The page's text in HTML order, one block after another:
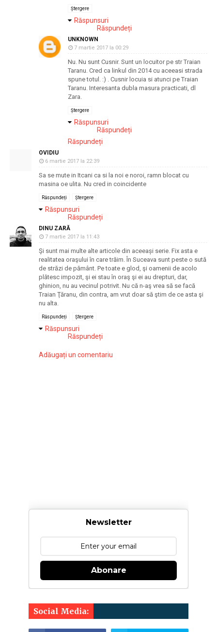
Ștergere
Răspunsuri
Răspundeți
UNKNOWN
7 martie 2017 la 00:29
Nu. Nu sunt Cusnir. Sunt un locuitor pe str Traian
Taranu. Cred ca linkul din 2014 cu aceeasi strada
spune totul. :) . Cusnir locuia si atunci pe Traian
Taranu. Interesanta dubla masura practicati, dl
Zara.
Ștergere
Răspunsuri
Răspundeți
Răspundeți
OVIDIU
6 martie 2017 la 22:39
Sa se mute in Itcani ca si la noi e noroi, ramn blocat cu
masina oe ulita. Nu cred in coincidente
Răspundeți Ștergere
Răspunsuri
Răspundeți
DINU ZARĂ
7 martie 2017 la 11:43
Şi sunt mai multe alte articole din aceeași serie. Fix asta e
realitatea oraşului în care trăim. În Suceava sunt peste o sută
de străzi de pământ. Pe toate e glod, şi oamenii de acolo
plătesc impozit, şi ei stau în oraş şi ei au drepturi, dar,
ghinion, nu au vecinul potrivit. Nu că n-aş vrea să se facă
Traian Ţăranu, din contra, am vrut doar să ştim de ce asta şi
nu alta.
Răspundeți Ștergere
Răspunsuri
Răspundeți
Adăugați un comentariu
Newsletter
Abonare
Social Media: